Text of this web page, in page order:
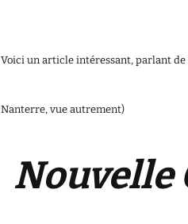
Voici un article intéressant, parlant
Nanterre, vue autrement)
Nouvelle